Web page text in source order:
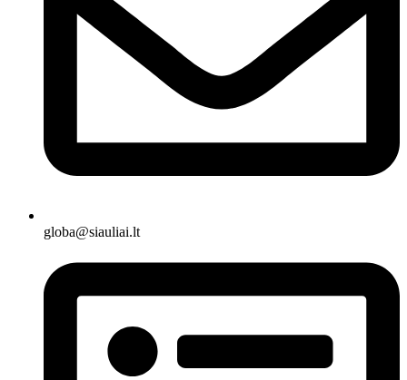
globa@siauliai.lt